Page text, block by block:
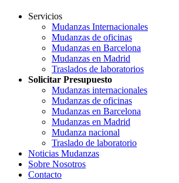
Servicios
Mudanzas Internacionales
Mudanzas de oficinas
Mudanzas en Barcelona
Mudanzas en Madrid
Traslados de laboratorios
Solicitar Presupuesto
Mudanzas internacionales
Mudanzas de oficinas
Mudanzas en Barcelona
Mudanzas en Madrid
Mudanza nacional
Traslado de laboratorio
Noticias Mudanzas
Sobre Nosotros
Contacto